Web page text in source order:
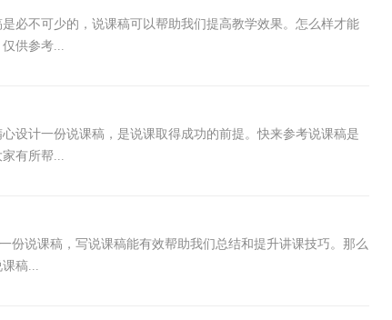
必不可少的，说课稿可以帮助我们提高教学效果。怎么样才能
供参考...
设计一份说课稿，是说课取得成功的前提。快来参考说课稿是
有所帮...
份说课稿，写说课稿能有效帮助我们总结和提升讲课技巧。那么
稿...